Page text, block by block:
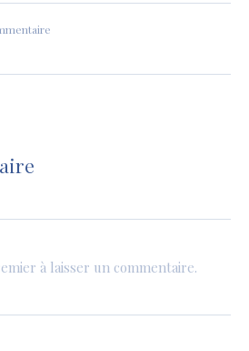
à laisser un commentaire.